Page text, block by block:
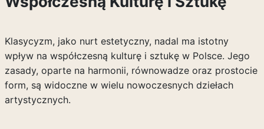
Klasycyzm, jako nurt estetyczny, nadal ma istotny
wpływ na współczesną kulturę i sztukę w Polsce. Jego
zasady, oparte na harmonii, równowadze oraz prostocie
form, są widoczne w wielu nowoczesnych dziełach
artystycznych.